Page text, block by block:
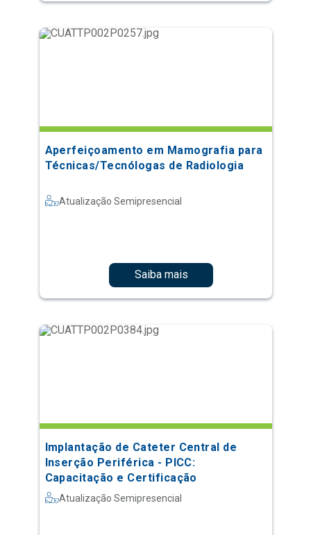
Aperfeiçoamento em Mamografia para
Técnicas/Tecnólogas de Radiologia
Atualização Semipresencial
Saiba mais
Implantação de Cateter Central de
Inserção Periférica - PICC:
Capacitação e Certificação
Atualização Semipresencial